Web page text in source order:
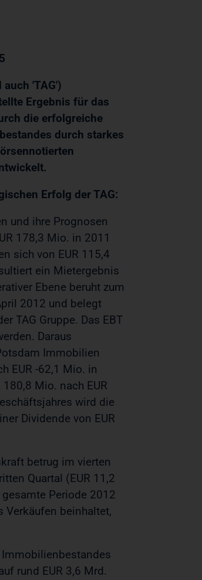
'TAG')
Ergebnis für das
die erfolgreiche
durch starkes
Erfolg der TAG:
und ihre Prognosen
178,3 Mio. in 2011
sich von EUR 115,4
ein Mietergebnis
Ebene beruht zum
2012 und belegt
TAG Gruppe. Das EBT
Daraus
Immobilien
EUR -62,1 Mio. in
Mio. nach EUR
wird die
Dividende von EUR
betrug im vierten
Quartal (EUR 11,2
Periode 2012
Verkäufen beinhaltet,
rund EUR 3,6 Mrd.